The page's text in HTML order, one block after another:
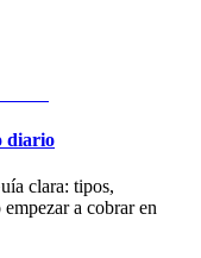
diario
clara: tipos,
a cobrar en